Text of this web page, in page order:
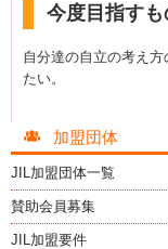
今度目指すも
自分達の自立の考え
たい。
加盟団体
JIL加盟団体一覧
賛助会員募集
JIL加盟要件